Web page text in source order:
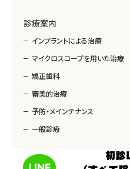
診療案内
インプラントによる治療
マイクロスコープを用いた治療
矯正歯科
審美的治療
予防・メインテナンス
一般診療
Copyright © MM